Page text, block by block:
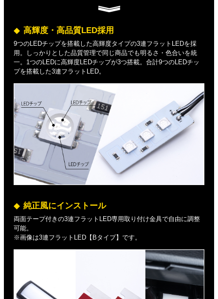
高輝度・高品質LED採用
9つのLEDチップを搭載した高輝度タイプの3連フラットLEDを採
用。しっかりとした品質管理で同じ商品でも明るさ・色合いを統
一。1つのLEDに高輝度LEDチップが3つ搭載。合計9つのLEDチッ
プを搭載した3連フラットLED。
純正風にインストール
両面テープ付きの3連フラットLED専用取り付け金具で自由に調整
可能。
※画像は3連フラットLED【Bタイプ】です。